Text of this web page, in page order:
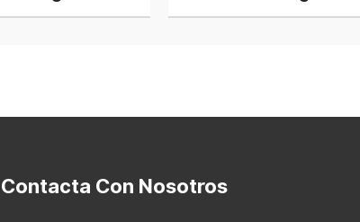
Contacta Con Nosotros